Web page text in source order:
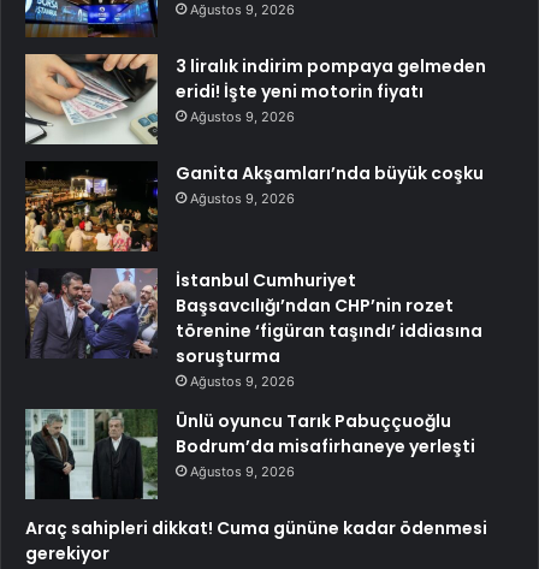
Ağustos 9, 2026
3 liralık indirim pompaya gelmeden
eridi! İşte yeni motorin fiyatı
Ağustos 9, 2026
Ganita Akşamları’nda büyük coşku
Ağustos 9, 2026
İstanbul Cumhuriyet
Başsavcılığı’ndan CHP’nin rozet
törenine ‘figüran taşındı’ iddiasına
soruşturma
Ağustos 9, 2026
Ünlü oyuncu Tarık Pabuççuoğlu
Bodrum’da misafirhaneye yerleşti
Ağustos 9, 2026
Araç sahipleri dikkat! Cuma gününe kadar ödenmesi
gerekiyor